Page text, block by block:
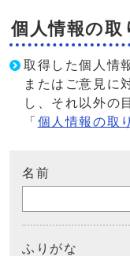
個人情報の取
取得した個人情
またはご意見に
し、それ以外の
「 個人情報の取
名前
ふりがな